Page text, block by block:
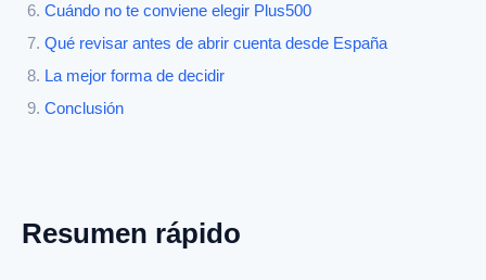
Cuándo no te conviene elegir Plus500
Qué revisar antes de abrir cuenta desde España
La mejor forma de decidir
Conclusión
Resumen rápido